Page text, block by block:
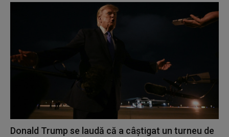
Donald Trump se laudă că a câștigat un turneu de